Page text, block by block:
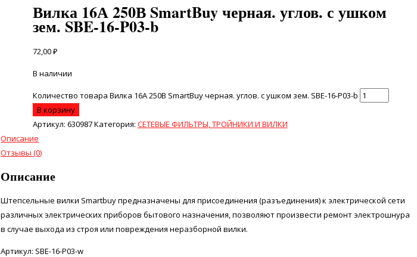
Вилка 16А 250В SmartBuy черная. углов. с ушком
зем. SBE-16-P03-b
72,00₽
В наличии
Количество товара Вилка 16А 250В SmartBuy черная. углов. с ушком зем. SBE-16-P03-b
В корзину
Артикул: 630987Категория: СЕТЕВЫЕ ФИЛЬТРЫ, ТРОЙНИКИ И ВИЛКИ
Описание
Отзывы (0)
Описание
Штепсельные вилки Smartbuy предназначены для присоединения (разъединения) к электрической сети
различных электрических приборов бытового назначения, позволяют произвести ремонт электрошнура
в случае выхода из строя или повреждения неразборной вилки.
Артикул: SBE-16-P03-w